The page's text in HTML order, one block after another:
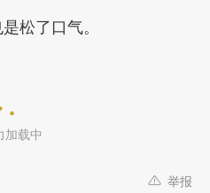
松了口气。
加载中
举报